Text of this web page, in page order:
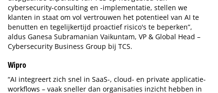
cybersecurity-consulting en -implementatie, stellen we
klanten in staat om vol vertrouwen het potentieel van AI te
benutten en tegelijkertijd proactief risico's te beperken”,
aldus Ganesa Subramanian Vaikuntam, VP & Global Head –
Cybersecurity Business Group bij TCS.
Wipro
“AI integreert zich snel in SaaS-, cloud- en private applicatie-
workflows – vaak sneller dan organisaties inzicht hebben in